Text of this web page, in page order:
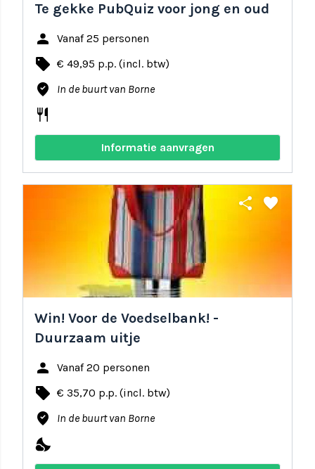
Te gekke PubQuiz voor jong en oud
person Vanaf 25 personen
local_offer € 49,95 p.p. (incl. btw)
where_to_vote In de buurt van Borne
restaurant
Informatie aanvragen
share favorite
Win! Voor de Voedselbank! -
Duurzaam uitje
person Vanaf 20 personen
local_offer € 35,70 p.p. (incl. btw)
where_to_vote In de buurt van Borne
nights_stay